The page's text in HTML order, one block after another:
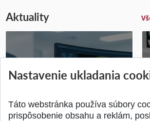
Aktuality
Europe na posilnenie
Nastavenie ukladania
Táto webstránka používa súbory
prispôsobenie obsahu a reklám,